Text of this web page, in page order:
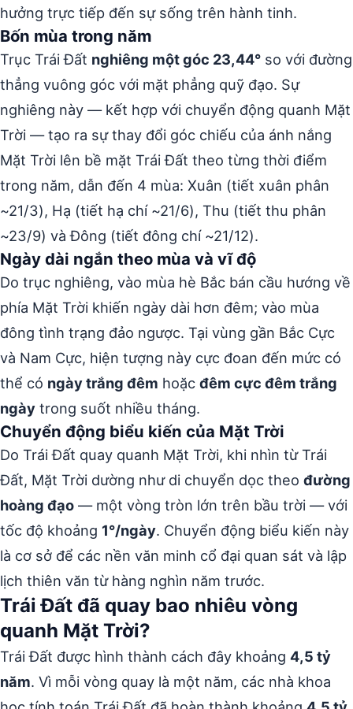
hưởng trực tiếp đến sự sống trên hành tinh.
Bốn mùa trong năm
Trục Trái Đất nghiêng một góc 23,44° so với đường
thẳng vuông góc với mặt phẳng quỹ đạo. Sự
nghiêng này — kết hợp với chuyển động quanh Mặt
Trời — tạo ra sự thay đổi góc chiếu của ánh nắng
Mặt Trời lên bề mặt Trái Đất theo từng thời điểm
trong năm, dẫn đến 4 mùa: Xuân (tiết xuân phân
~21/3), Hạ (tiết hạ chí ~21/6), Thu (tiết thu phân
~23/9) và Đông (tiết đông chí ~21/12).
Ngày dài ngắn theo mùa và vĩ độ
Do trục nghiêng, vào mùa hè Bắc bán cầu hướng về
phía Mặt Trời khiến ngày dài hơn đêm; vào mùa
đông tình trạng đảo ngược. Tại vùng gần Bắc Cực
và Nam Cực, hiện tượng này cực đoan đến mức có
thể có ngày trắng đêm hoặc đêm cực đêm trắng
ngày trong suốt nhiều tháng.
Chuyển động biểu kiến của Mặt Trời
Do Trái Đất quay quanh Mặt Trời, khi nhìn từ Trái
Đất, Mặt Trời dường như di chuyển dọc theo đường
hoàng đạo — một vòng tròn lớn trên bầu trời — với
tốc độ khoảng 1°/ngày. Chuyển động biểu kiến này
là cơ sở để các nền văn minh cổ đại quan sát và lập
lịch thiên văn từ hàng nghìn năm trước.
Trái Đất đã quay bao nhiêu vòng
quanh Mặt Trời?
Trái Đất được hình thành cách đây khoảng 4,5 tỷ
năm. Vì mỗi vòng quay là một năm, các nhà khoa